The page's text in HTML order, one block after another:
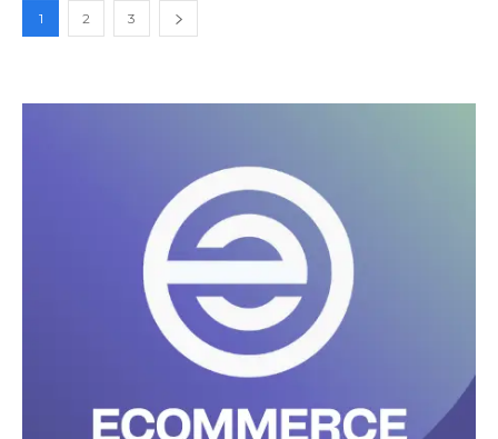
1 2 3